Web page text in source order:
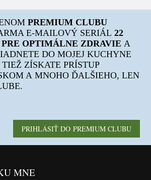
PREMIUM CLUBU
E-MAILOVÝ SERIÁL22
OPTIMÁLNE ZDRAVIE A
DO MOJEJ KUCHYNE
ZÍSKATE PRÍSTUP
A MNOHO ĎALŠIEHO, LEN
PRIHLÁSIŤ DO PREMIUM CLUBU
MNE